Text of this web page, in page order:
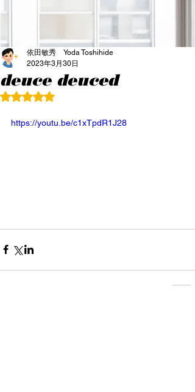
deuce deuced
依田敏秀 Yoda Toshihide
2023年3月30日
5つ星のうちNaNと評価されています。
https://youtu.be/c1xTpdR1J28